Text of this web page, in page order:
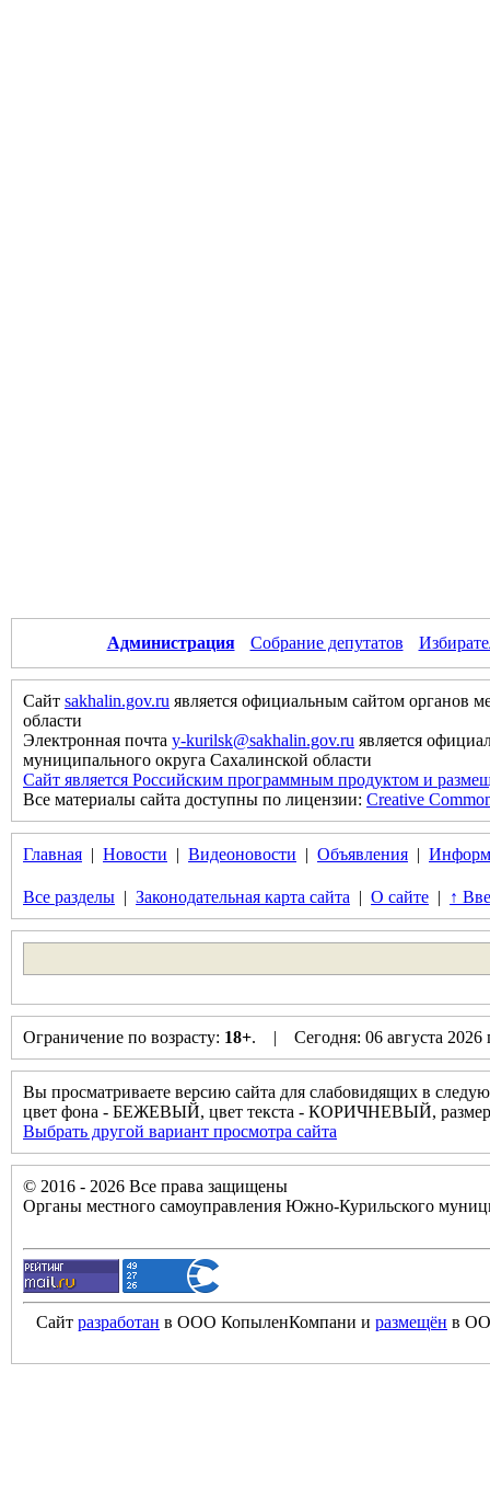
Администрация Собрание депутатов
Сайт sakhalin.gov.ru является официальным сайтом органов
области
Электронная почта y-kurilsk@sakhalin.gov.ru является
муниципального округа Сахалинской области
Сайт является Российским программным продуктом и
Все материалы сайта доступны по лицензии: Creative
Главная | Новости | Видеоновости | Объявления |
Все разделы | Законодательная карта сайта | О сайте | ↑
Ограничение по возрасту: 18+. | Сегодня: 06 августа
Вы просматриваете версию сайта для слабовидящих в
цвет фона - БЕЖЕВЫЙ, цвет текста - КОРИЧНЕВЫЙ,
Выбрать другой вариант просмотра сайта
© 2016 - 2026 Все права защищены
Органы местного самоуправления Южно-Курильского
Сайт разработан в ООО КопыленКомпани и размещён в